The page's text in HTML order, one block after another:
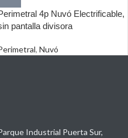
4p Nuvó Electrificable,
pantalla divisora
, Nuvó
Industrial Puerta Sur,